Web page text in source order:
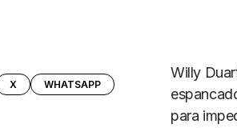
X
WHATSAPP
Willy
para